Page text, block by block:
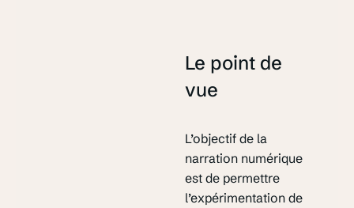
Le point de
vue
L’objectif de la
narration numérique
est de permettre
l’expérimentation de